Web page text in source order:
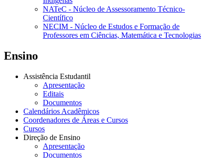
NATeC - Núcleo de Assessoramento Técnico-
Científico
NECIM - Núcleo de Estudos e Formação de
Professores em Ciências, Matemática e Tecnologias
Ensino
Assistência Estudantil
Apresentação
Editais
Documentos
Calendários Acadêmicos
Coordenadores de Áreas e Cursos
Cursos
Direção de Ensino
Apresentação
Documentos